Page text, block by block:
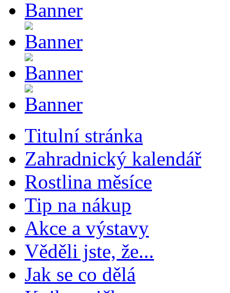
Titulní stránka
Zahradnický kalendář
Rostlina měsíce
Tip na nákup
Akce a výstavy
Věděli jste, že...
Jak se co dělá